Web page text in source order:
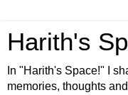
Harith's
In "Harith's Space!" I
memories, thoughts